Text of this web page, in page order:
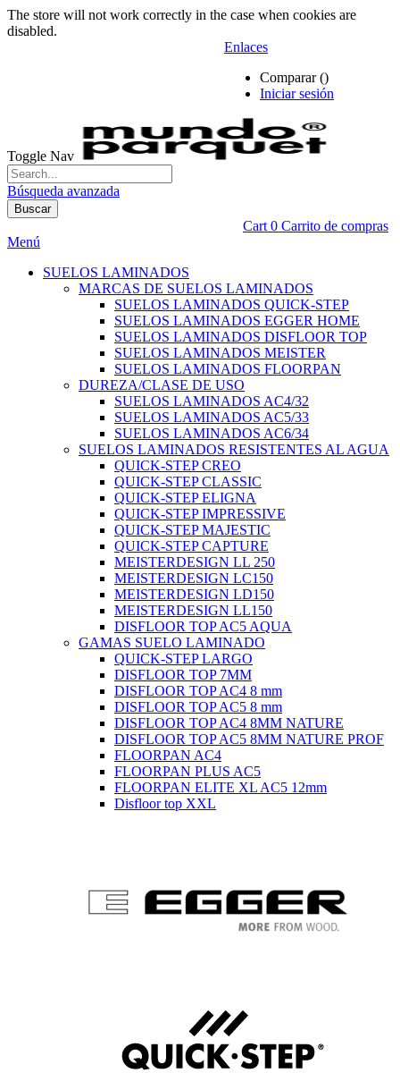
The store will not work correctly in the case when cookies are
disabled.
Enlaces
Comparar ()
Iniciar sesión
Toggle Nav
Búsqueda avanzada
Buscar
Cart 0 Carrito de compras
Menú
SUELOS LAMINADOS
MARCAS DE SUELOS LAMINADOS
SUELOS LAMINADOS QUICK-STEP
SUELOS LAMINADOS EGGER HOME
SUELOS LAMINADOS DISFLOOR TOP
SUELOS LAMINADOS MEISTER
SUELOS LAMINADOS FLOORPAN
DUREZA/CLASE DE USO
SUELOS LAMINADOS AC4/32
SUELOS LAMINADOS AC5/33
SUELOS LAMINADOS AC6/34
SUELOS LAMINADOS RESISTENTES AL AGUA
QUICK-STEP CREO
QUICK-STEP CLASSIC
QUICK-STEP ELIGNA
QUICK-STEP IMPRESSIVE
QUICK-STEP MAJESTIC
QUICK-STEP CAPTURE
MEISTERDESIGN LL 250
MEISTERDESIGN LC150
MEISTERDESIGN LD150
MEISTERDESIGN LL150
DISFLOOR TOP AC5 AQUA
GAMAS SUELO LAMINADO
QUICK-STEP LARGO
DISFLOOR TOP 7MM
DISFLOOR TOP AC4 8 mm
DISFLOOR TOP AC5 8 mm
DISFLOOR TOP AC4 8MM NATURE
DISFLOOR TOP AC5 8MM NATURE PROF
FLOORPAN AC4
FLOORPAN PLUS AC5
FLOORPAN ELITE XL AC5 12mm
Disfloor top XXL